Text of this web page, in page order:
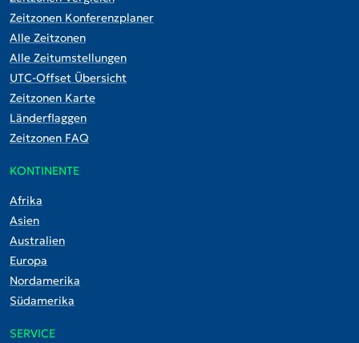
Zeitzonen Konferenzplaner
Alle Zeitzonen
Alle Zeitumstellungen
UTC-Offset Übersicht
Zeitzonen Karte
Länderflaggen
Zeitzonen FAQ
KONTINENTE
Afrika
Asien
Australien
Europa
Nordamerika
Südamerika
SERVICE